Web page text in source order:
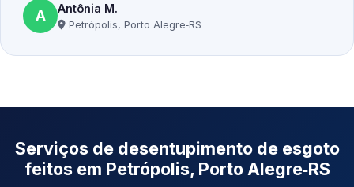
A Antônia M.
Petrópolis, Porto Alegre‑RS
Serviços de desentupimento de esgoto
feitos em Petrópolis, Porto Alegre‑RS